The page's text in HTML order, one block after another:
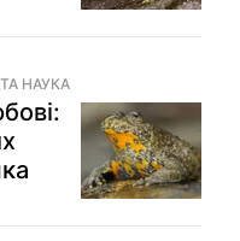
НАУКА